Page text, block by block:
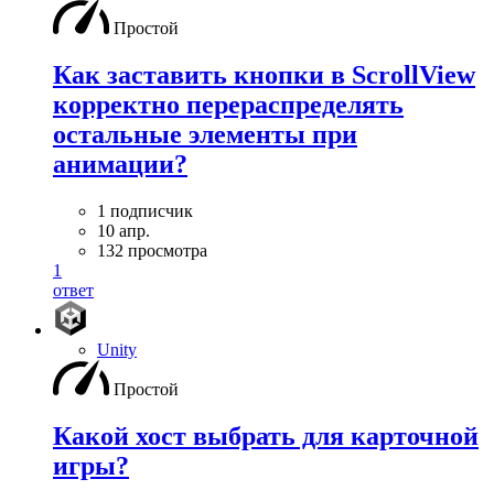
Простой
Как заставить кнопки в ScrollView
корректно перераспределять
остальные элементы при
анимации?
1 подписчик
10 апр.
132 просмотра
1
ответ
Unity
Простой
Какой хост выбрать для карточной
игры?